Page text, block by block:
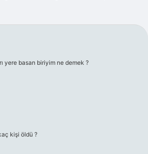
yere basan biriyim ne demek ?
kişi öldü ?